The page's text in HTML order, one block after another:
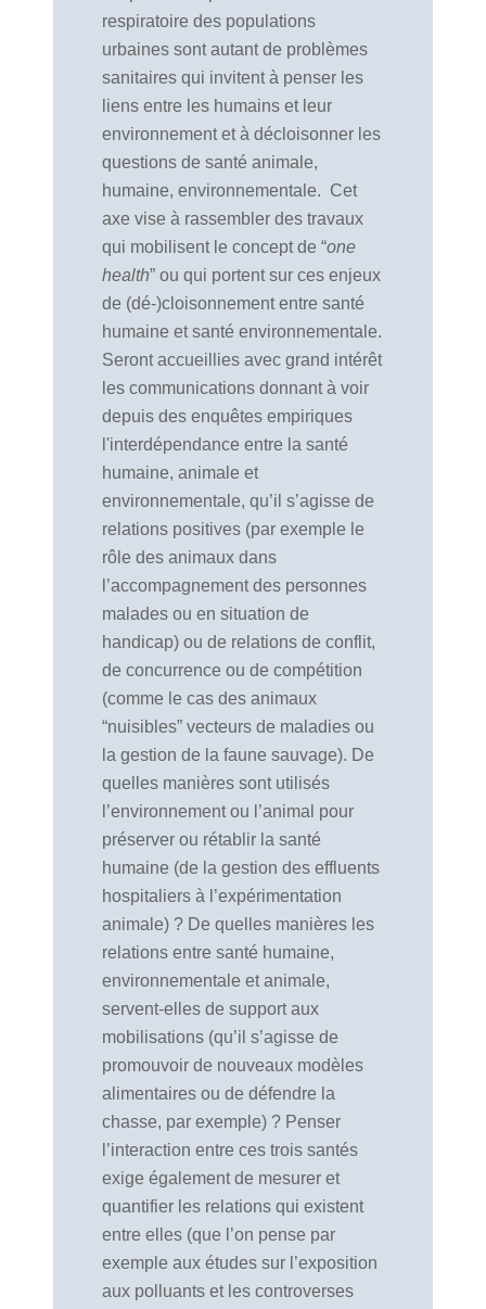
respiratoire des populations
urbaines sont autant de problèmes
sanitaires qui invitent à penser les
liens entre les humains et leur
environnement et à décloisonner les
questions de santé animale,
humaine, environnementale. Cet
axe vise à rassembler des travaux
qui mobilisent le concept de “one
health” ou qui portent sur ces enjeux
de (dé-)cloisonnement entre santé
humaine et santé environnementale.
Seront accueillies avec grand intérêt
les communications donnant à voir
depuis des enquêtes empiriques
l'interdépendance entre la santé
humaine, animale et
environnementale, qu’il s’agisse de
relations positives (par exemple le
rôle des animaux dans
l’accompagnement des personnes
malades ou en situation de
handicap) ou de relations de conflit,
de concurrence ou de compétition
(comme le cas des animaux
“nuisibles” vecteurs de maladies ou
la gestion de la faune sauvage). De
quelles manières sont utilisés
l’environnement ou l’animal pour
préserver ou rétablir la santé
humaine (de la gestion des effluents
hospitaliers à l’expérimentation
animale) ? De quelles manières les
relations entre santé humaine,
environnementale et animale,
servent-elles de support aux
mobilisations (qu’il s’agisse de
promouvoir de nouveaux modèles
alimentaires ou de défendre la
chasse, par exemple) ? Penser
l’interaction entre ces trois santés
exige également de mesurer et
quantifier les relations qui existent
entre elles (que l’on pense par
exemple aux études sur l’exposition
aux polluants et les controverses